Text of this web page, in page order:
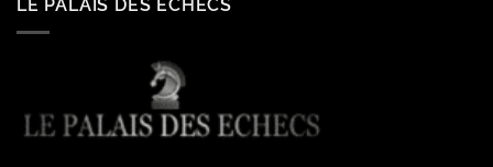
LE PALAIS DES ECHECS